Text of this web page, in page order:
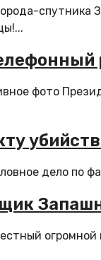
фото
дело по
огромной